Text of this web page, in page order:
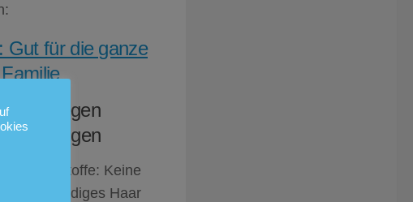
Gut für die ganze
Familie
gegen
Schadstoffe: Keine
und seidiges Haar